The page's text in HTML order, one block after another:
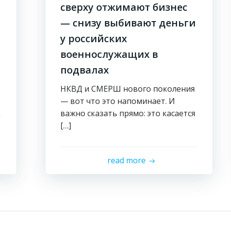
сверху отжимают бизнес
— снизу выбивают деньги
у российских
военнослужащих в
подвалах
НКВД и СМЕРШ нового поколения
— вот что это напоминает. И
важно сказать прямо: это касается
[…]
read more